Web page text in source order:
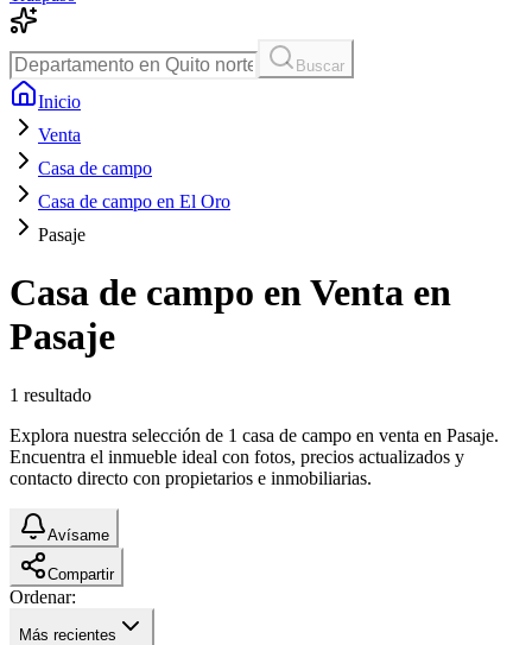
Buscar
Inicio
Venta
Casa de campo
Casa de campo en El Oro
Pasaje
Casa de campo en Venta en
Pasaje
1 resultado
Explora nuestra selección de 1 casa de campo en venta en Pasaje.
Encuentra el inmueble ideal con fotos, precios actualizados y
contacto directo con propietarios e inmobiliarias.
Avísame
Compartir
Ordenar:
Más recientes